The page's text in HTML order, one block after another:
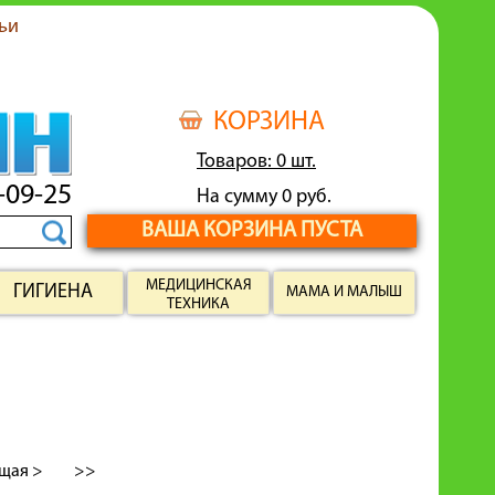
КОРЗИНА
Товаров: 0 шт.
На сумму 0 руб.
ВАША КОРЗИНА ПУСТА
25
ГИГИЕНА
МЕДИЦИНСКАЯ
ТЕХНИКА
МАМА И МАЛЫШ
> >>